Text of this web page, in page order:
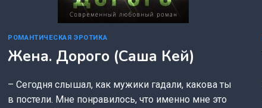
РОМАНТИЧЕСКАЯ ЭРОТИКА
Жена. Дорого (Саша Кей)
– Сегодня слышал, как мужики гадали, какова ты
в постели. Мне понравилось, что именно мне это